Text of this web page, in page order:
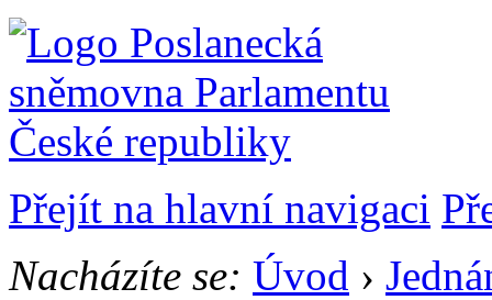
Přejít na hlavní navigaci
Nacházíte se: Úvod ›